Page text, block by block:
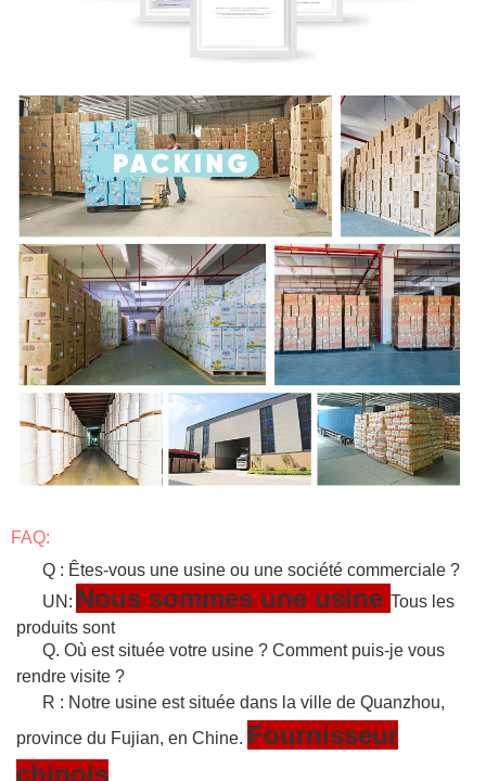
FAQ:
Q : Êtes-vous une usine ou une société commerciale ?
UN: Nous sommes une usine Tous les
produits sont
Q. Où est située votre usine ? Comment puis-je vous
rendre visite ?
R : Notre usine est située dans la ville de Quanzhou,
province du Fujian, en Chine. Fournisseur
chinois